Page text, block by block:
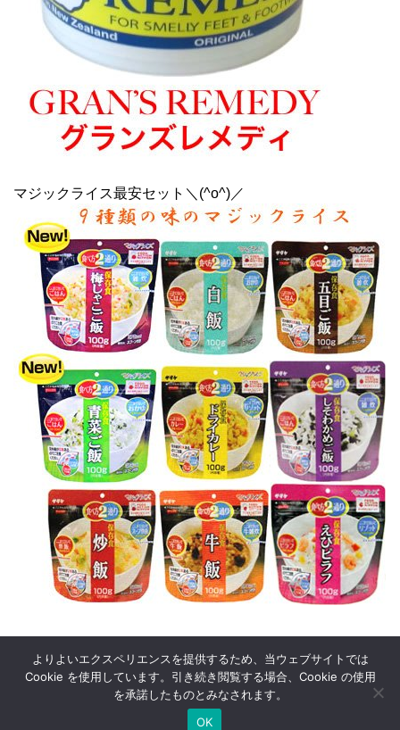
マジックライス最安セット＼(^o^)／
52回の週末
よりよいエクスペリエンスを提供するため、当ウェブサイトでは
Cookie を使用しています。引き続き閲覧する場合、Cookie の使用
を承諾したものとみなされます。
OK